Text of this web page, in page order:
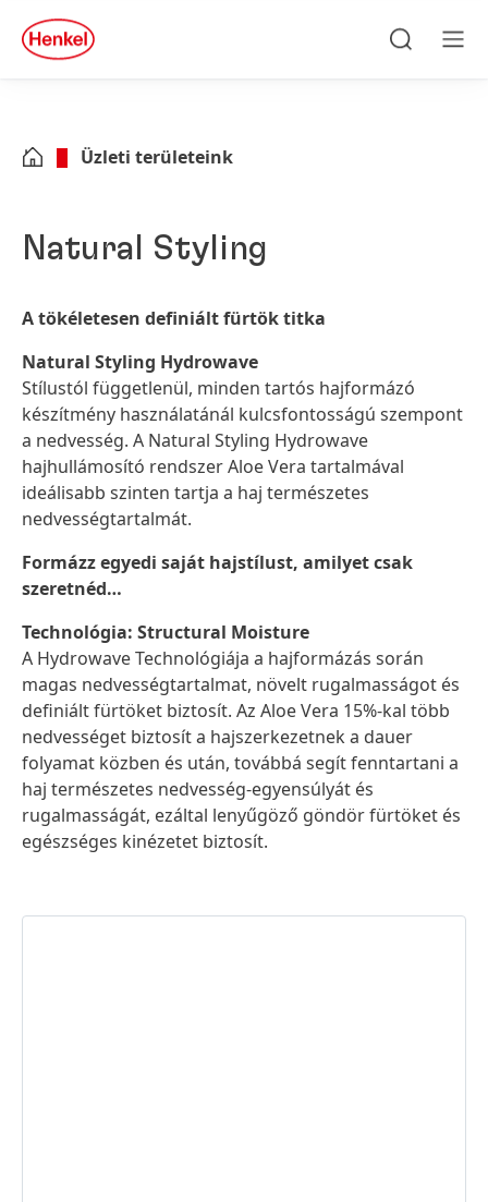
Skip to footer
quick
search
Üzleti területeink
Natural Styling
A tökéletesen definiált fürtök titka
Natural Styling Hydrowave
Stílustól függetlenül, minden tartós hajformázó
készítmény használatánál kulcsfontosságú szempont
a nedvesség. A Natural Styling Hydrowave
hajhullámosító rendszer Aloe Vera tartalmával
ideálisabb szinten tartja a haj természetes
nedvességtartalmát.
Formázz egyedi saját hajstílust, amilyet csak
szeretnéd…
Technológia: Structural Moisture
A Hydrowave Technológiája a hajformázás során
magas nedvességtartalmat, növelt rugalmasságot és
definiált fürtöket biztosít. Az Aloe Vera 15%-kal több
nedvességet biztosít a hajszerkezetnek a dauer
folyamat közben és után, továbbá segít fenntartani a
haj természetes nedvesség-egyensúlyát és
rugalmasságát, ezáltal lenyűgöző göndör fürtöket és
egészséges kinézetet biztosít.